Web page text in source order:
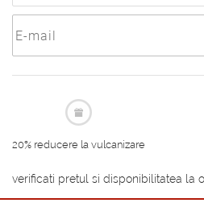
20% reducere la vulcanizare
verificati pretul si disponibilitatea la